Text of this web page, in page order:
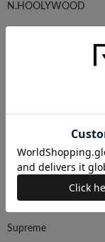
N.HOOLYWOOD
Ralph Lauren
Supreme